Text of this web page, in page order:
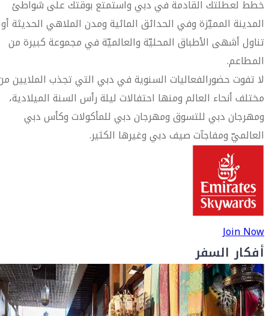
خطط لعطلتك القادمة في دبي واستمتع بوقتك على شواطئ
المدينة المميّزة وفي الحدائق المائية ومدن الملاهي الحديثة أو
تناول أشهى الأطباق المحليّة والعالميّة في مجموعة كبيرة من
المطاعم.
لا تفوت حضورالفعاليات السنوية في دبي التي تجذب الملايين
مختلف أنحاء العالم ومنها احتفالات ليلة رأس السنة الميلادية،
ومهرجان دبي للتسوق ومهرجان دبي للمأكولات وكأس دبي
العالميّ ومفاجآت صيف دبي وغيرها الكثير.
Join Now
أفكار السفر